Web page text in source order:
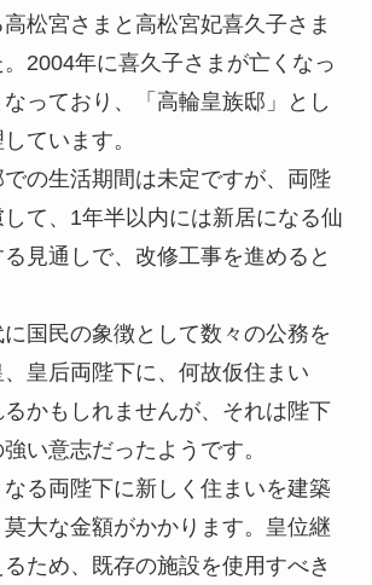
松宮さまと高松宮妃喜久子さま
2004年に喜久子さまが亡くなっ
っており、「高輪皇族邸」とし
ています。
の生活期間は未定ですが、両陛
て、1年半以内には新居になる仙
見通しで、改修工事を進めると
国民の象徴として数々の公務を
皇后両陛下に、何故仮住まい
かもしれませんが、それは陛下
い意志だったようです。
る両陛下に新しく住まいを建築
大な金額がかかります。皇位継
ため、既存の施設を使用すべき